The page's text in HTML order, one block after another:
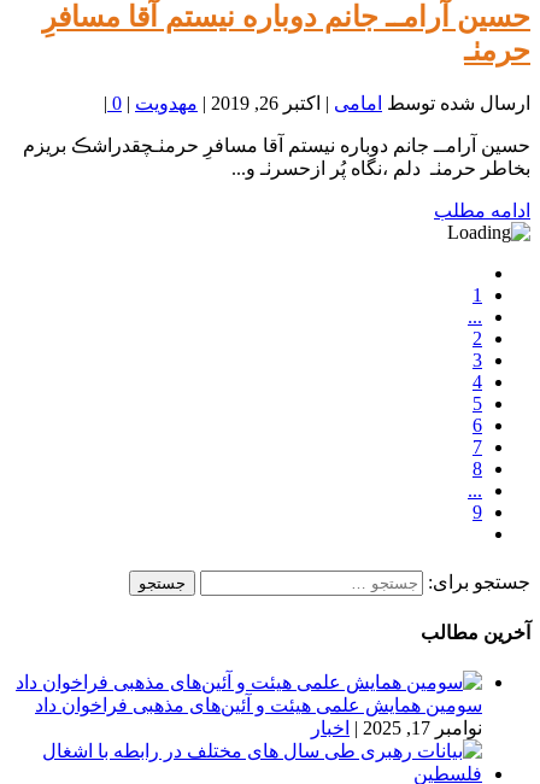
حسین آرامــ جانم دوباره نیستم آقا مسافرِ
حرمٺـ
ارسال شده توسط امامی | اکتبر 26, 2019 | مهدویت |
0
|
حسین آرامــ جانم دوباره نیستم آقا مسافرِ حرمٺـچقدراشڪ بریزم
بخاطر حرمٺـ ️ دلم ،نگاه پُر ازحسرٺـ و...
ادامه مطلب
1
...
2
3
4
5
6
7
8
...
9
جستجو برای:
آخرین مطالب
سومین همایش علمی هیئت و آئین‌های مذهبی فراخوان داد
نوامبر 17, 2025
| اخبار